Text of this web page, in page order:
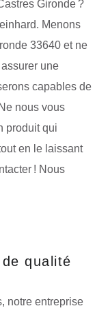
Gironde ?
Menons
33640 et ne
une
capables de
nous vous
produit qui
en le laissant
! Nous
qualité
notre entreprise